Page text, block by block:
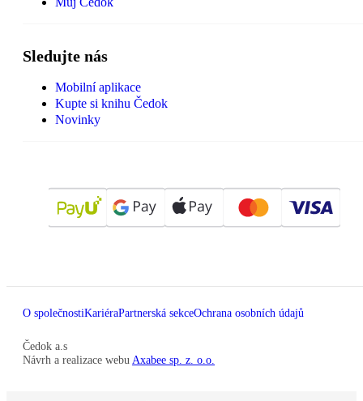
Sledujte nás
Mobilní aplikace
Kupte si knihu Čedok
Novinky
O společnostiKariéraPartnerská sekceOchrana osobních údajů
Čedok a.s
Návrh a realizace webu Axabee sp. z. o.o.